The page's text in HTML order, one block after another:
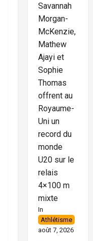
Savannah
Morgan-
McKenzie,
Mathew
Ajayi et
Sophie
Thomas
offrent au
Royaume-
Uni un
record du
monde
U20 sur le
relais
4×100 m
mixte
In
Athlétisme
août 7, 2026